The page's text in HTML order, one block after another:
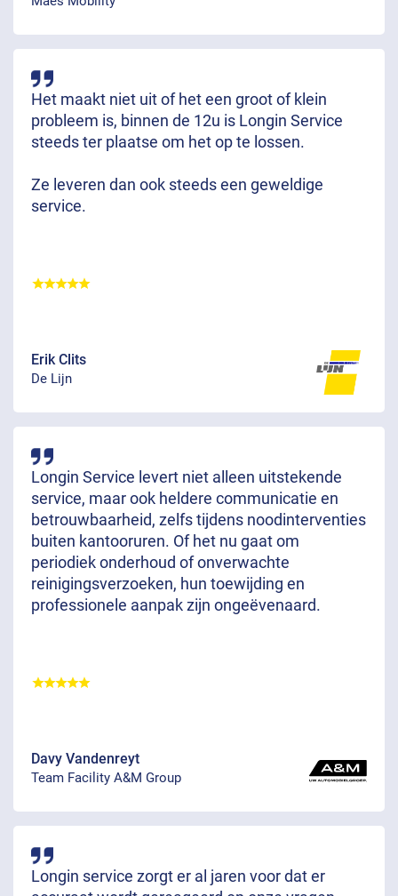
Het maakt niet uit of het een groot of klein
probleem is, binnen de 12u is Longin Service
steeds ter plaatse om het op te lossen.
Ze leveren dan ook steeds een geweldige
service.
Erik Clits
De Lijn
Longin Service levert niet alleen uitstekende
service, maar ook heldere communicatie en
betrouwbaarheid, zelfs tijdens noodinterventies
buiten kantooruren. Of het nu gaat om
periodiek onderhoud of onverwachte
reinigingsverzoeken, hun toewijding en
professionele aanpak zijn ongeëvenaard.
Davy Vandenreyt
Team Facility A&M Group
Longin service zorgt er al jaren voor dat er